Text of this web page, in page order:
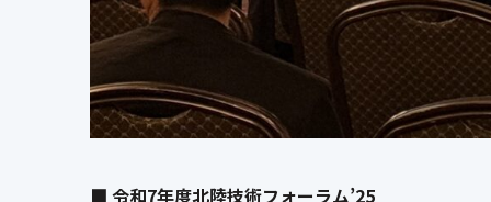
■ 令和7年度北陸技術フォーラム’25